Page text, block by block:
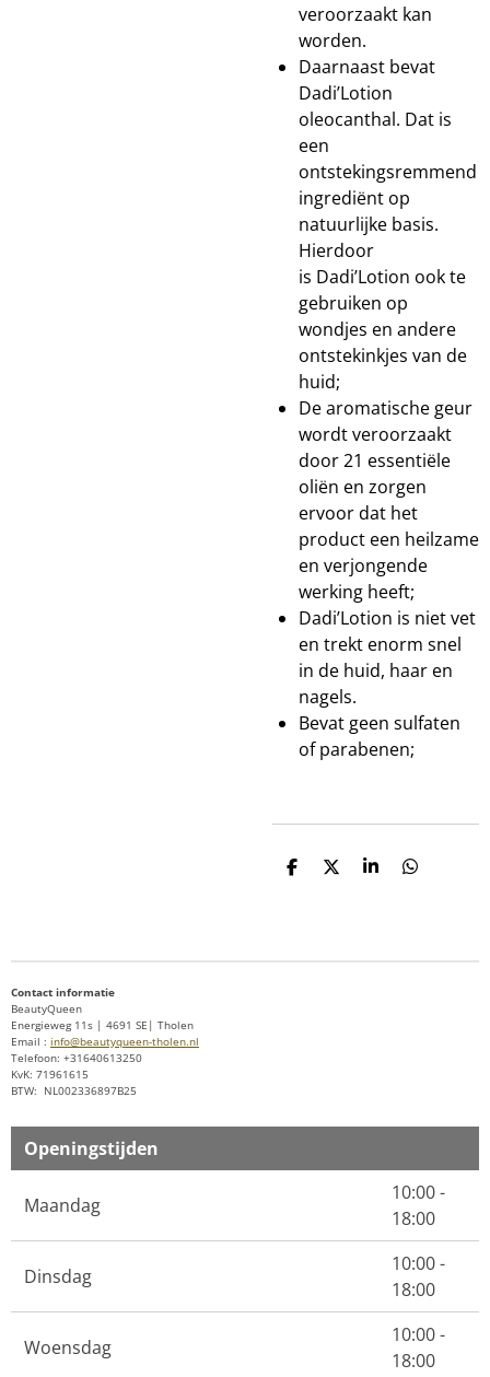
veroorzaakt kan
worden.
Daarnaast bevat
Dadi’Lotion
oleocanthal. Dat is
een
ontstekingsremmend
ingrediënt op
natuurlijke basis.
Hierdoor
is Dadi’Lotion ook te
gebruiken op
wondjes en andere
ontstekinkjes van de
huid;
De aromatische geur
wordt veroorzaakt
door 21 essentiële
oliën en zorgen
ervoor dat het
product een heilzame
en verjongende
werking heeft;
Dadi’Lotion is niet vet
en trekt enorm snel
in de huid, haar en
nagels.
Bevat geen sulfaten
of parabenen;
D
D
S
D
Contact informatie
BeautyQueen
Energieweg 11s | 4691 SE| Tholen
Email : info@beautyqueen-tholen.nl
Telefoon: +31640613250
KvK: 71961615
BTW: NL002336897B25
Openingstijden
Maandag
10:00 -
18:00
Dinsdag
10:00 -
18:00
Woensdag
10:00 -
18:00